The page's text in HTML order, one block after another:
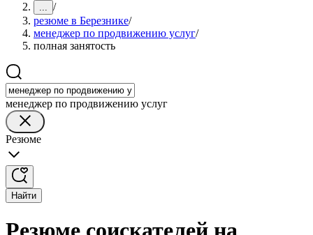
... /
резюме в Березнике/
менеджер по продвижению услуг/
полная занятость
менеджер по продвижению услуг
Резюме
Найти